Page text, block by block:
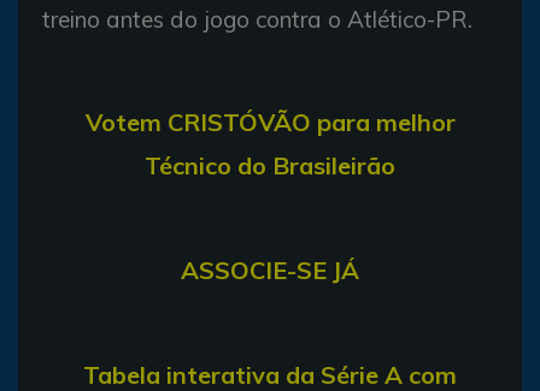
treino antes do jogo contra o Atlético-PR.
Votem CRISTÓVÃO para melhor
Técnico do Brasileirão
ASSOCIE-SE JÁ
Tabela interativa da Série A com